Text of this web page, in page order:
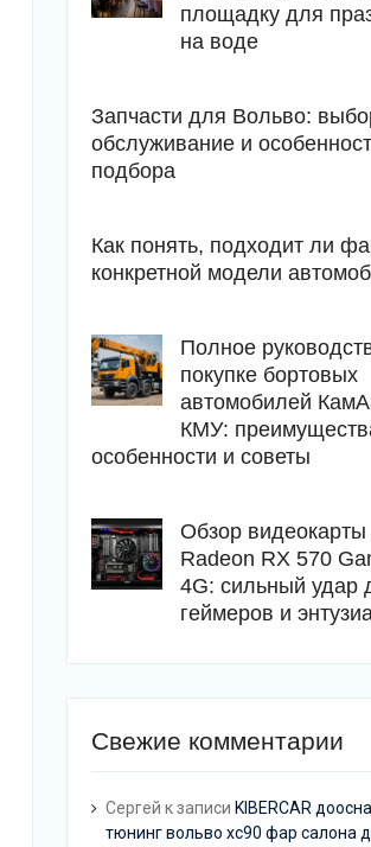
площадку для
на воде
Запчасти для Вольво:
обслуживание и
подбора
Как понять, подходит ли
конкретной модели
Полное
покупке бортовых
автомобилей
КМУ:
особенности и советы
Обзор видеокарты
Radeon RX 570
4G: сильный удар
геймеров и
Свежие комментарии
Сергей к записи KIBERCAR
тюнинг вольво хс90 фар салона